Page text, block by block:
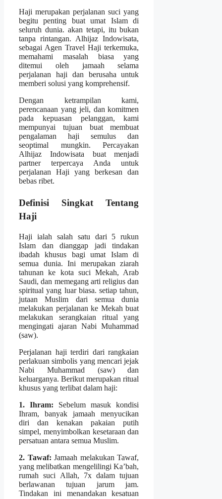
Haji merupakan perjalanan suci yang
begitu penting buat umat Islam di
seluruh dunia. akan tetapi, itu bukan
tanpa rintangan. Alhijaz Indowisata,
sebagai Agen Travel Haji terkemuka,
memahami masalah biasa yang
ditemui oleh jamaah selama
perjalanan haji dan berusaha untuk
memberi solusi yang komprehensif.
Dengan ketrampilan kami,
perencanaan yang jeli, dan komitmen
pada kepuasan pelanggan, kami
mempunyai tujuan buat membuat
pengalaman haji semulus dan
seoptimal mungkin. Percayakan
Alhijaz Indowisata buat menjadi
partner terpercaya Anda untuk
perjalanan Haji yang berkesan dan
bebas ribet.
Definisi Singkat Tentang
Haji
Haji ialah salah satu dari 5 rukun
Islam dan dianggap jadi tindakan
ibadah khusus bagi umat Islam di
semua dunia. Ini merupakan ziarah
tahunan ke kota suci Mekah, Arab
Saudi, dan memegang arti religius dan
spiritual yang luar biasa. setiap tahun,
jutaan Muslim dari semua dunia
melakukan perjalanan ke Mekah buat
melakukan serangkaian ritual yang
mengingati ajaran Nabi Muhammad
(saw).
Perjalanan haji terdiri dari rangkaian
perlakuan simbolis yang mencari jejak
Nabi Muhammad (saw) dan
keluarganya. Berikut merupakan ritual
khusus yang terlibat dalam haji:
1. Ihram: Sebelum masuk kondisi
Ihram, banyak jamaah menyucikan
diri dan kenakan pakaian putih
simpel, menyimbolkan kesetaraan dan
persatuan antara semua Muslim.
2. Tawaf: Jamaah melakukan Tawaf,
yang melibatkan mengelilingi Ka’bah,
rumah suci Allah, 7x dalam tujuan
berlawanan tujuan jarum jam.
Tindakan ini menandakan kesatuan